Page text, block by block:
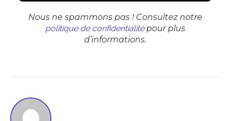
Nous ne spammons pas ! Consultez notre
politique de confidentialitépour plus
d’informations.
A Propos
Galerie
Contact